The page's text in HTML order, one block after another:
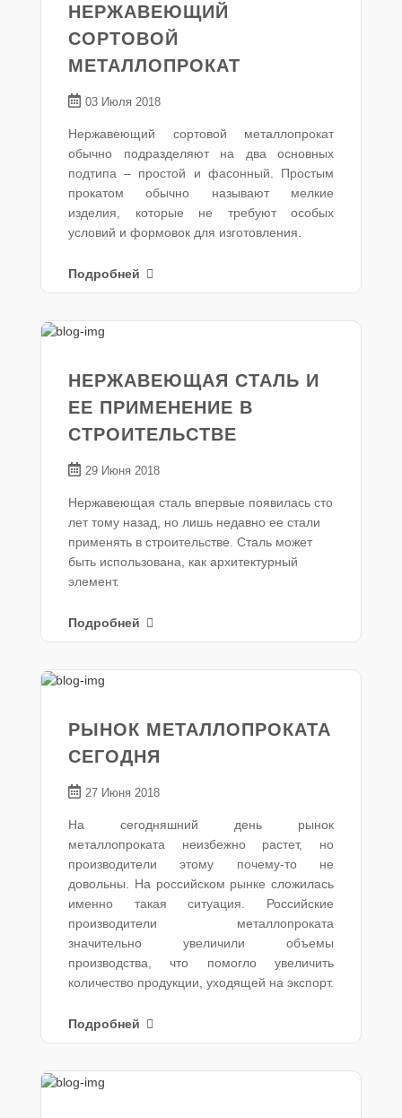
НЕРЖАВЕЮЩИЙ
СОРТОВОЙ
МЕТАЛЛОПРОКАТ
03 Июля 2018
Нержавеющий сортовой металлопрокат
обычно подразделяют на два основных
подтипа – простой и фасонный. Простым
прокатом обычно называют мелкие
изделия, которые не требуют особых
условий и формовок для изготовления.
Подробней
НЕРЖАВЕЮЩАЯ СТАЛЬ И
ЕЕ ПРИМЕНЕНИЕ В
СТРОИТЕЛЬСТВЕ
29 Июня 2018
Нержавеющая сталь впервые появилась сто
лет тому назад, но лишь недавно ее стали
применять в строительстве. Сталь может
быть использована, как архитектурный
элемент.
Подробней
РЫНОК МЕТАЛЛОПРОКАТА
СЕГОДНЯ
27 Июня 2018
На сегодняшний день рынок
металлопроката неизбежно растет, но
производители этому почему-то не
довольны. На российском рынке сложилась
именно такая ситуация. Российские
производители металлопроката
значительно увеличили объемы
производства, что помогло увеличить
количество продукции, уходящей на экспорт.
Подробней